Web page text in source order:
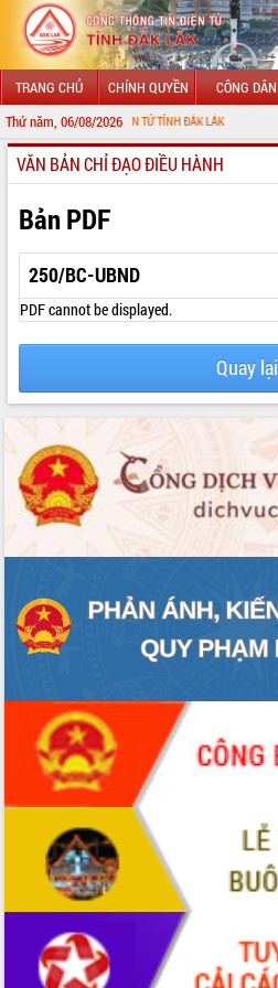
TRANG CHỦ CHÍNH QUYỀN CÔNG DÂN
Thứ năm, 06/08/2026
TIN ĐIỆN TỬ TỈNH ĐẮK LẮK
GIỚI THIỆU
LÃNH ĐẠO UBND TỈNH
TIN TỨC SỰ KIỆN
SỞ, BAN, NGÀNH
UBND CÁC XÃ, PHƯỜNG
THÔNG TIN CHỈ ĐẠO ĐIỀU HÀNH
VĂN BẢN HĐND TỈNH
ĐIỂM TIN VĂN BẢN
VĂN BẢN CHỈ ĐẠO ĐIỀU HÀNH
Bản PDF
250/BC-UBND
PDF cannot be displayed.
Quay lại